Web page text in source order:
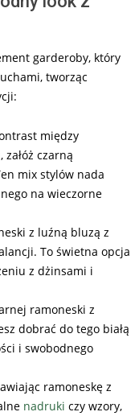
garderoby, który
tworząc
między
czarną
mix stylów nada
na wieczorne
z luźną bluzą z
To świetna opcja
z dżinsami i
ramoneski z
dobrać do tego białą
i swobodnego
ramoneskę z
nadruki czy wzory,